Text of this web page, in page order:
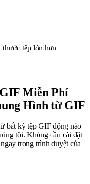
tệp lớn hơn
Miễn Phí
Hình từ GIF
bất kỳ tệp GIF động nào
tôi. Không cần cài đặt
trong trình duyệt của